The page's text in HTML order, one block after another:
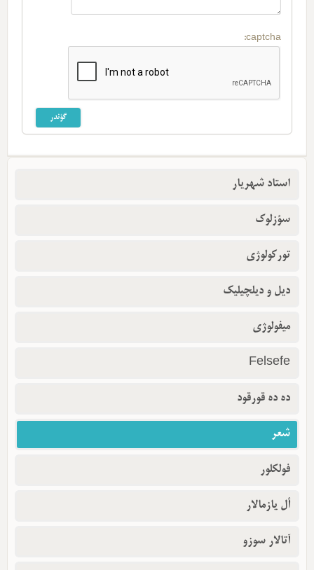
captcha:
استاد شهریار
سؤزلوک
تورکولوژی
دیل و دیلچیلیک
میفولوژی
Felsefe
ده ده قورقود
شعر
فولکلور
أل یازمالار
آتالار سوزو